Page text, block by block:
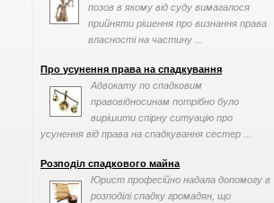
позов в якому від суду вимагалося
прийняти рішення про визнання права
власності на частину ...
Про усунення права на спадкування
Адвокату по спадковим
правовідносинам потрібно було
вирішити спірну ситуацію про
усунення від права на спадкування сестер ...
Розподіл спадкового майна
Юрист професійно надала допомогу в
розподілі спадку громадян, що